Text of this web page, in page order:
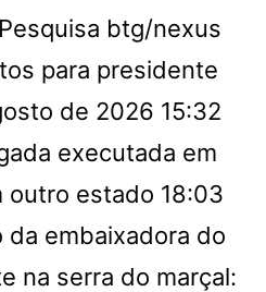
Pesquisa btg/nexus
para presidente
de 2026 15:32
executada em
outro estado 18:03
da embaixadora do
na serra do marçal: